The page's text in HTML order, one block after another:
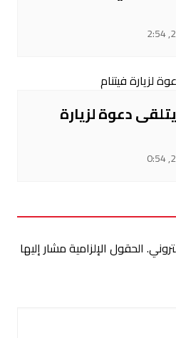
دعوة لزيارة
الحقول الإلزامية مشار إليها